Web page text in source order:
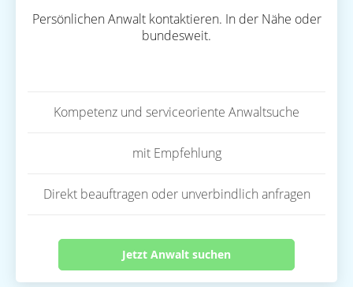
Persönlichen Anwalt kontaktieren. In der Nähe oder
bundesweit.
Kompetenz und serviceoriente Anwaltsuche
mit Empfehlung
Direkt beauftragen oder unverbindlich anfragen
Jetzt Anwalt suchen